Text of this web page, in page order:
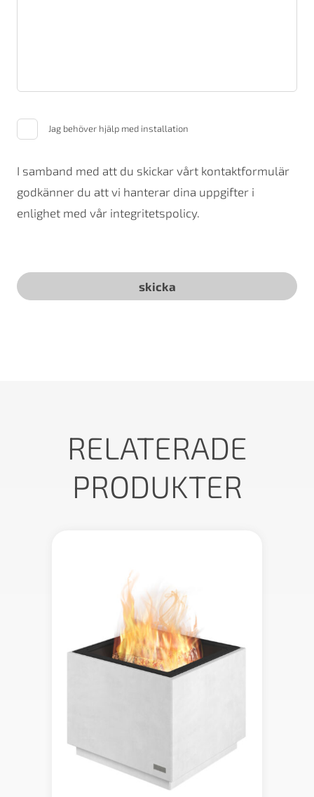
Jag behöver hjälp med installation
I samband med att du skickar vårt kontaktformulär
godkänner du att vi hanterar dina uppgifter i
enlighet med vår integritetspolicy.
RELATERADE
PRODUKTER